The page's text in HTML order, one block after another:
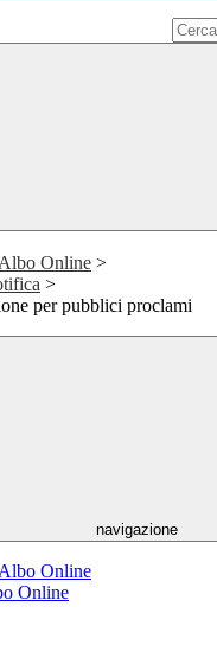
Online >
>
per pubblici proclami
navigazione
Online
Online